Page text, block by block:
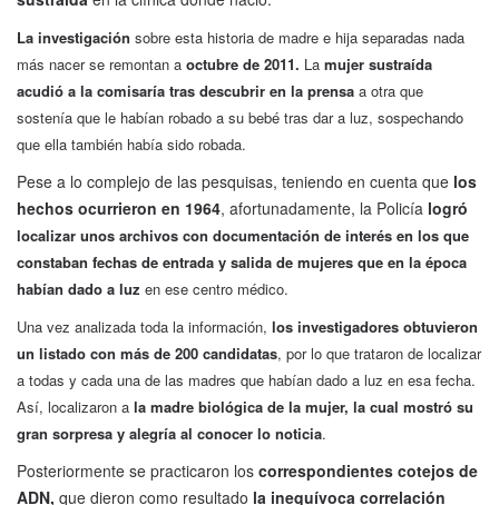
La investigación sobre esta historia de madre e hija separadas nada
más nacer se remontan a octubre de 2011. La mujer sustraída
acudió a la comisaría tras descubrir en la prensa a otra que
sostenía que le habían robado a su bebé tras dar a luz, sospechando
que ella también había sido robada.
Pese a lo complejo de las pesquisas, teniendo en cuenta que los
hechos ocurrieron en 1964, afortunadamente, la Policía logró
localizar unos archivos con documentación de interés en los que
constaban fechas de entrada y salida de mujeres que en la época
habían dado a luz en ese centro médico.
Una vez analizada toda la información, los investigadores obtuvieron
un listado con más de 200 candidatas, por lo que trataron de localizar
a todas y cada una de las madres que habían dado a luz en esa fecha.
Así, localizaron a la madre biológica de la mujer, la cual mostró su
gran sorpresa y alegría al conocer lo noticia.
Posteriormente se practicaron los correspondientes cotejos de
ADN, que dieron como resultado la inequívoca correlación